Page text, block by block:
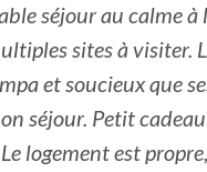
séjour au calme à
sites à visiter.
et soucieux que
séjour. Petit
logement est